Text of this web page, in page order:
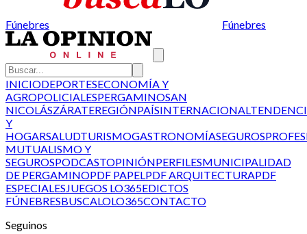
Fúnebres Fúnebres
INICIODEPORTESECONOMÍA Y
AGROPOLICIALESPERGAMINOSAN
NICOLÁSZÁRATEREGIÓNPAÍSINTERNACIONAL
Y
HOGARSALUDTURISMOGASTRONOMÍASEGUROS
MUTUALISMO Y
SEGUROSPODCASTOPINIÓNPERFILESMUNICIPALIDAD
DE PERGAMINOPDF PAPELPDF ARQUITECTURAPDF
ESPECIALESJUEGOS LO365EDICTOS
FÚNEBRESBUSCALOLO365CONTACTO
Seguinos